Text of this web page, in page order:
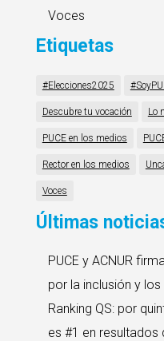
Voces
Etiquetas
#Elecciones2025
Descubre tu vocación Lo
PUCE en los medios
Rector en los medios
Voces
Últimas
PUCE y ACNUR
por la inclusión y
Ranking QS: por
es #1 en resultados